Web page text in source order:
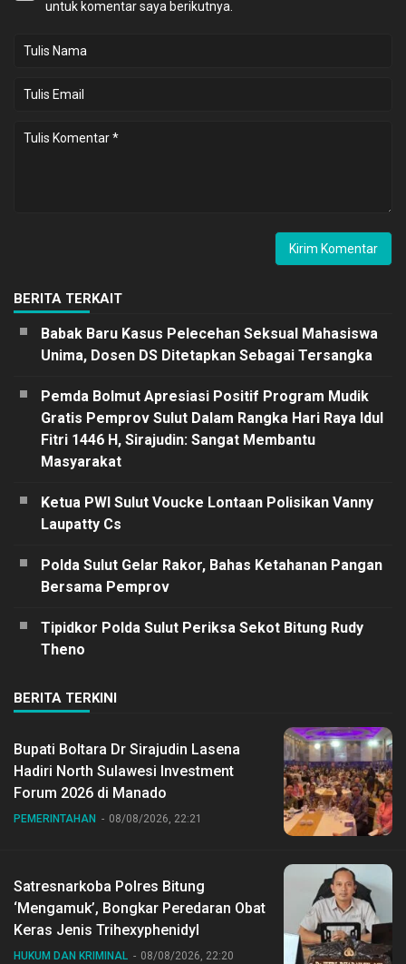
untuk komentar saya berikutnya.
BERITA TERKAIT
Babak Baru Kasus Pelecehan Seksual Mahasiswa
Unima, Dosen DS Ditetapkan Sebagai Tersangka
Pemda Bolmut Apresiasi Positif Program Mudik
Gratis Pemprov Sulut Dalam Rangka Hari Raya Idul
Fitri 1446 H, Sirajudin: Sangat Membantu
Masyarakat
Ketua PWI Sulut Voucke Lontaan Polisikan Vanny
Laupatty Cs
Polda Sulut Gelar Rakor, Bahas Ketahanan Pangan
Bersama Pemprov
Tipidkor Polda Sulut Periksa Sekot Bitung Rudy
Theno
BERITA TERKINI
Bupati Boltara Dr Sirajudin Lasena
Hadiri North Sulawesi Investment
Forum 2026 di Manado
PEMERINTAHAN 08/08/2026, 22:21
Satresnarkoba Polres Bitung
‘Mengamuk’, Bongkar Peredaran Obat
Keras Jenis Trihexyphenidyl
HUKUM DAN KRIMINAL 08/08/2026, 22:20